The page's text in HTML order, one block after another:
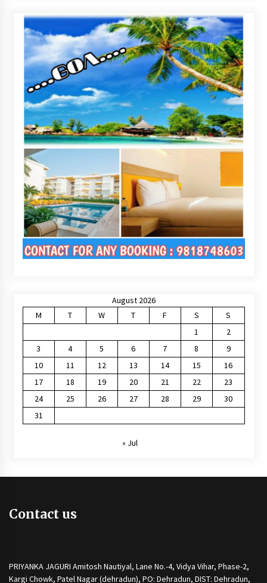
August 2026
M
T W T F S
S
1
2
3
4 5 6 7 8
9
10
11 12 13 14 15
16
17
18 19 20 21 22
23
24
25 26 27 28 29
30
31
« Jul
Contact us
PRIYANKA JAGURI Amitosh Nautiyal, Lane No.-4, Vidya Vihar, Phase-2,
Kargi Chowk, Patel Nagar (dehradun), PO: Dehradun, DIST: Dehradun,